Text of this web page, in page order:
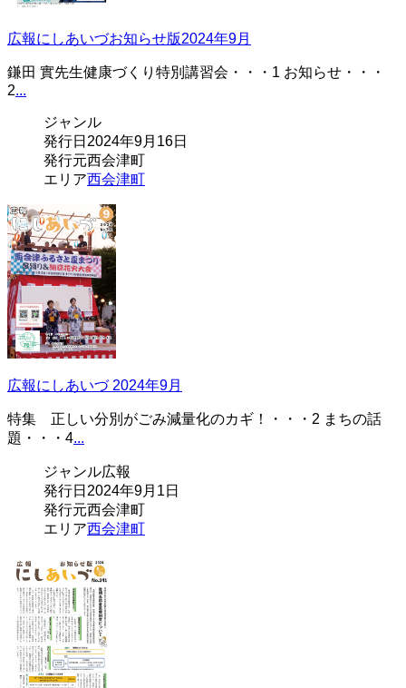
広報にしあいづお知らせ版2024年9月
鎌田 實先生健康づくり特別講習会・・・1 お知らせ・・・
2...
ジャンル
発行日 2024年9月16日
発行元西会津町
エリア西会津町
広報にしあいづ 2024年9月
特集 正しい分別がごみ減量化のカギ！・・・2 まちの話
題・・・4...
ジャンル広報
発行日 2024年9月1日
発行元西会津町
エリア西会津町